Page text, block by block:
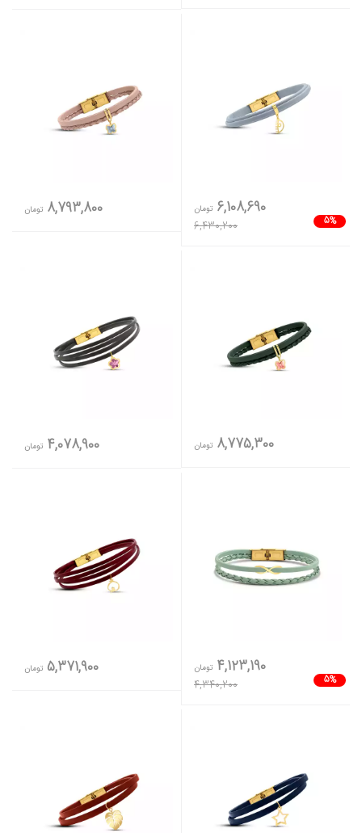
5%
6,108,690 تومان
6,430,200
8,793,800 تومان
8,775,300 تومان 4,078,900 تومان
5%
4,123,190 تومان
4,340,200
5,371,900 تومان